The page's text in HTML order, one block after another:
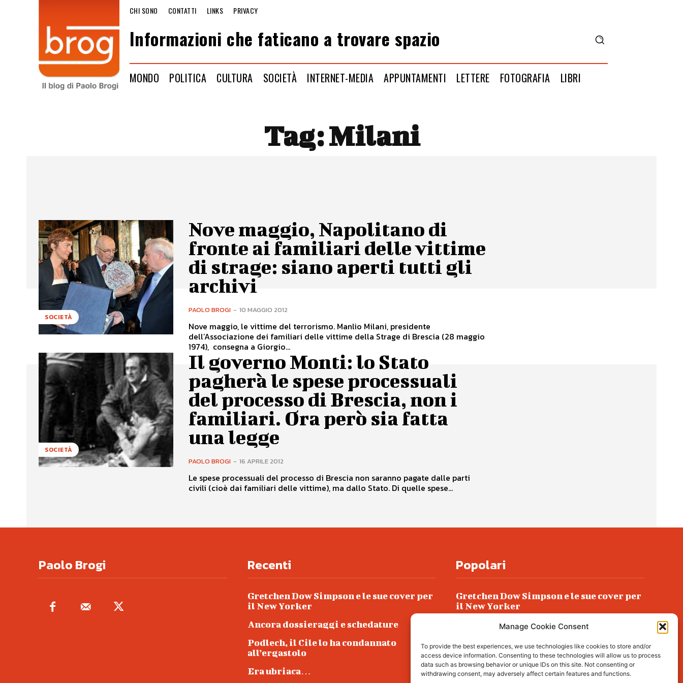
Manage Cookie Consent
To provide the best experiences, we use technologies like cookies to store and/or
access device information. Consenting to these technologies will allow us to process
data such as browsing behavior or unique IDs on this site. Not consenting or
withdrawing consent, may adversely affect certain features and functions.
CHI SONO CONTATTI LINKS PRIVACY
Informazioni che faticano a trovare spazio
MONDO POLITICA CULTURA SOCIETÀ INTERNET-MEDIA APPUNTAMENTI LETTERE FOTOGRAFIA LIBRI
Tag:Milani
SOCIETÀ
Nove maggio, Napolitano di
fronte ai familiari delle vittime
di strage: siano aperti tutti gli
archivi
PAOLO BROGI - 10 MAGGIO 2012
Nove maggio, le vittime del terrorismo. Manlio Milani, presidente
dell’Associazione dei familiari delle vittime della Strage di Brescia (28 maggio
1974), consegna a Giorgio...
SOCIETÀ
Il governo Monti: lo Stato
pagherà le spese processuali
del processo di Brescia, non i
familiari. Ora però sia fatta
una legge
PAOLO BROGI - 16 APRILE 2012
Le spese processuali del processo di Brescia non saranno pagate dalle parti
civili (cioè dai familiari delle vittime), ma dallo Stato. Di quelle spese...
Paolo Brogi Recenti
Gretchen Dow Simpson e le sue cover per
il New Yorker
Ancora dossieraggi e schedature
Podlech, il Cile lo ha condannato
all’ergastolo
Era ubriaca…
Popolari
Gretchen Dow Simpson e le sue cover per
il New Yorker
Ancora dossieraggi e schedature
Podlech, il Cile lo ha condannato
all’ergastolo
Era ubriaca…